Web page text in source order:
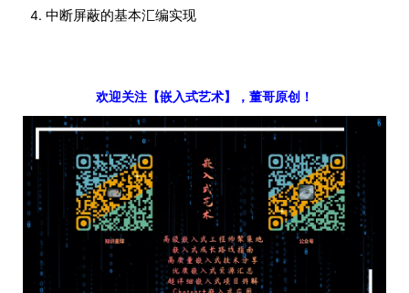
中断屏蔽的基本汇编实现
欢迎关注【嵌入式艺术】，董哥原创！